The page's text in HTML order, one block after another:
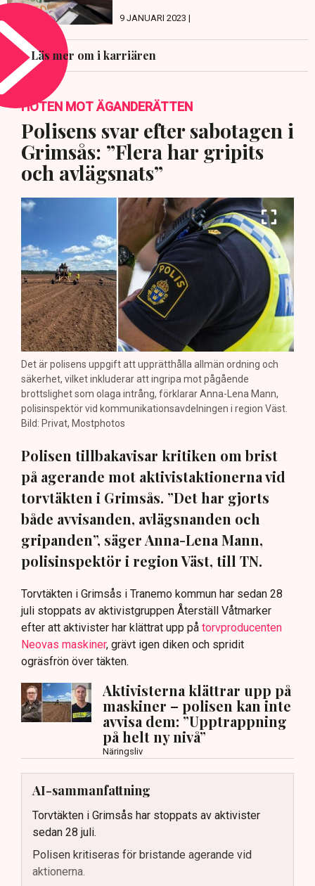
9 JANUARI 2023 |
Läs mer om i karriären
HOTEN MOT ÄGANDERÄTTEN
Polisens svar efter sabotagen i
Grimsås: ”Flera har gripits
och avlägsnats”
Det är polisens uppgift att upprätthålla allmän ordning och
säkerhet, vilket inkluderar att ingripa mot pågående
brottslighet som olaga intrång, förklarar Anna-Lena Mann,
polisinspektör vid kommunikationsavdelningen i region Väst.
Bild: Privat, Mostphotos
Polisen tillbakavisar kritiken om brist
på agerande mot aktivistaktionerna vid
torvtäkten i Grimsås. ”Det har gjorts
både avvisanden, avlägsnanden och
gripanden”, säger Anna-Lena Mann,
polisinspektör i region Väst, till TN.
Torvtäkten i Grimsås i Tranemo kommun har sedan 28
juli stoppats av aktivistgruppen Återställ Våtmarker
efter att aktivister har klättrat upp på torvproducenten
Neovas maskiner, grävt igen diken och spridit
ogräsfrön över täkten.
Aktivisterna klättrar upp på
maskiner – polisen kan inte
avvisa dem: ”Upptrappning
på helt ny nivå”
Näringsliv
AI-sammanfattning
Torvtäkten i Grimsås har stoppats av aktivister
sedan 28 juli.
Polisen kritiseras för bristande agerande vid
aktionerna.